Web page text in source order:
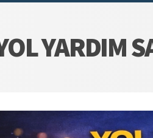
YARDIM